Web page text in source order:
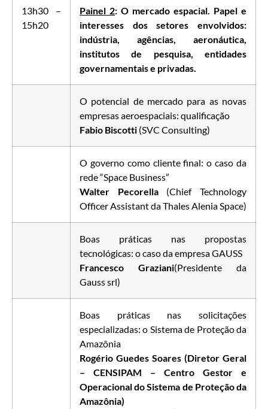
13h30 –
15h20
Painel 2: O mercado espacial. Papel e
interesses dos setores envolvidos:
indústria, agências, aeronáutica,
institutos de pesquisa, entidades
governamentais e privadas.
O potencial de mercado para as novas
empresas aeroespaciais: qualificação
Fabio Biscotti (SVC Consulting)
O governo como cliente final: o caso da
rede “Space Business”
Walter Pecorella (Chief Technology
Officer Assistant da Thales Alenia Space)
Boas práticas nas propostas
tecnológicas: o caso da empresa GAUSS
Francesco Graziani(Presidente da
Gauss srl)
Boas práticas nas solicitações
especializadas: o Sistema de Proteção da
Amazônia
Rogério Guedes Soares (Diretor Geral
– CENSIPAM – Centro Gestor e
Operacional do Sistema de Proteção da
Amazônia)